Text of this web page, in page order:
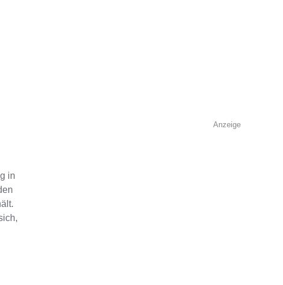
Anzeige
in